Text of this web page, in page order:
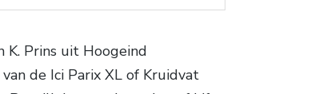
K. Prins uit Hoogeind
de Ici Parix XL of Kruidvat